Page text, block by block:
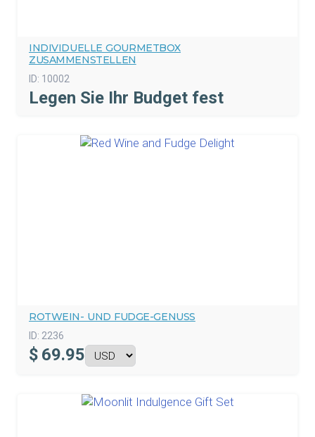
INDIVIDUELLE GOURMETBOX
ZUSAMMENSTELLEN
ID: 10002
Legen Sie Ihr Budget fest
ROTWEIN- UND FUDGE-GENUSS
ID: 2236
$ 69.95